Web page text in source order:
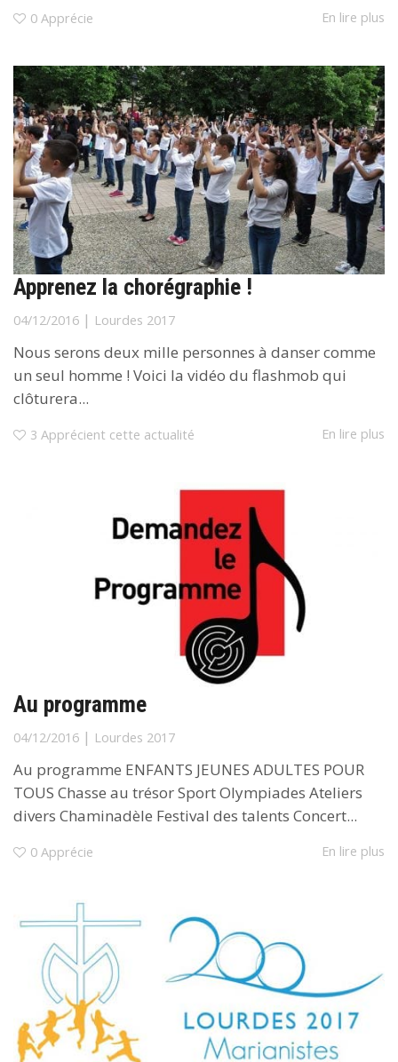
0 Apprécie En lire plus
Apprenez la chorégraphie !
04/12/2016 | Lourdes 2017
Nous serons deux mille personnes à danser comme
un seul homme ! Voici la vidéo du flashmob qui
clôturera...
3 Apprécient cette actualité En lire plus
Au programme
04/12/2016 | Lourdes 2017
Au programme ENFANTS JEUNES ADULTES POUR
TOUS Chasse au trésor Sport Olympiades Ateliers
divers Chaminadèle Festival des talents Concert...
0 Apprécie En lire plus